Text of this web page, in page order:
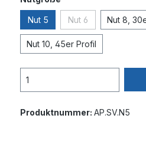
Nut 5 Nut 6(Diese Option ist
Nut 8,
Nut 10, 45er Profil
Produktnummer: AP.SV.N5